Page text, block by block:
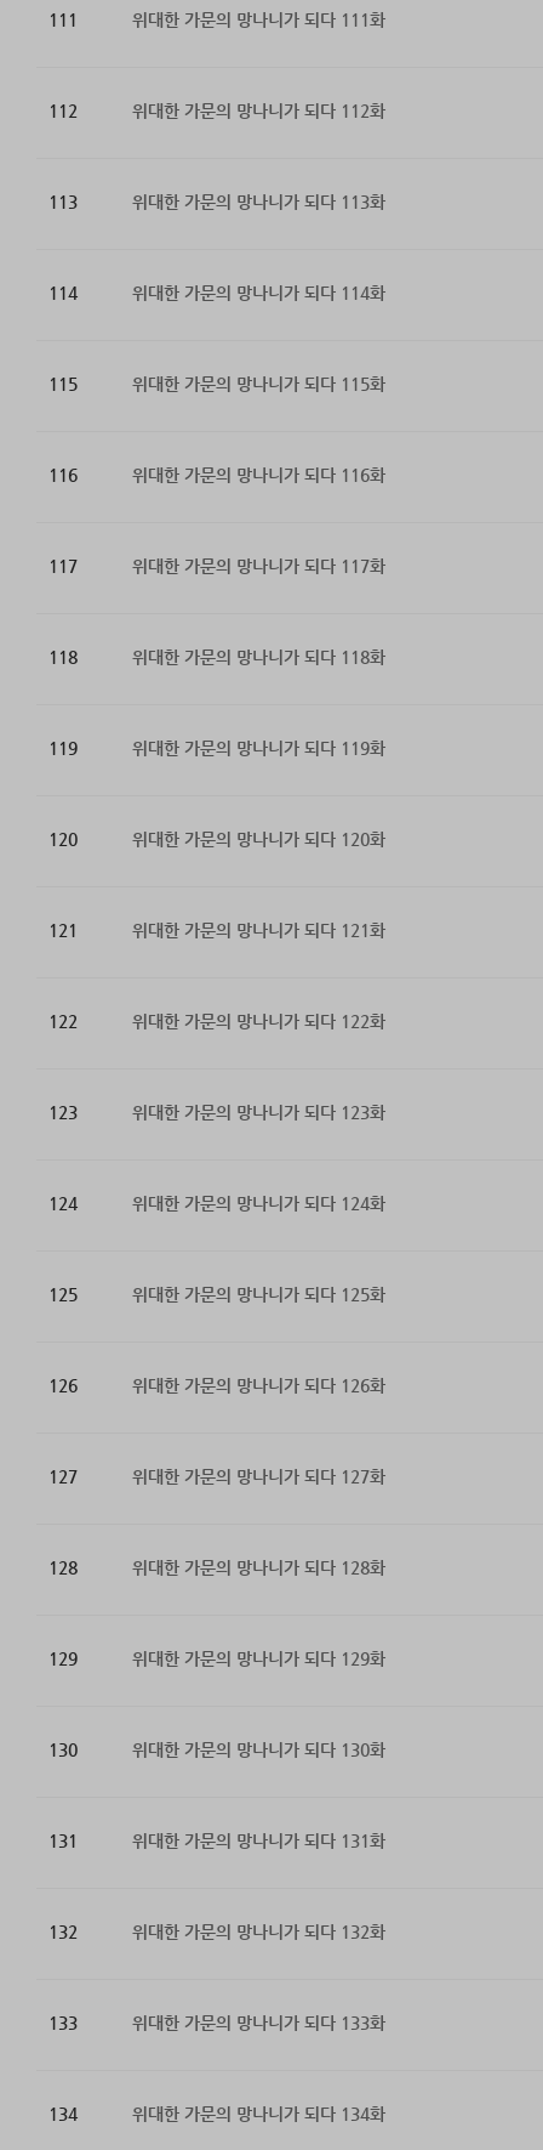
111 위대한 가문의 망나니가 되다 111화
112 위대한 가문의 망나니가 되다 112화
113 위대한 가문의 망나니가 되다 113화
114 위대한 가문의 망나니가 되다 114화
115 위대한 가문의 망나니가 되다 115화
116 위대한 가문의 망나니가 되다 116화
117 위대한 가문의 망나니가 되다 117화
118 위대한 가문의 망나니가 되다 118화
119 위대한 가문의 망나니가 되다 119화
120 위대한 가문의 망나니가 되다 120화
121 위대한 가문의 망나니가 되다 121화
122 위대한 가문의 망나니가 되다 122화
123 위대한 가문의 망나니가 되다 123화
124 위대한 가문의 망나니가 되다 124화
125 위대한 가문의 망나니가 되다 125화
126 위대한 가문의 망나니가 되다 126화
127 위대한 가문의 망나니가 되다 127화
128 위대한 가문의 망나니가 되다 128화
129 위대한 가문의 망나니가 되다 129화
130 위대한 가문의 망나니가 되다 130화
131 위대한 가문의 망나니가 되다 131화
132 위대한 가문의 망나니가 되다 132화
133 위대한 가문의 망나니가 되다 133화
134 위대한 가문의 망나니가 되다 134화